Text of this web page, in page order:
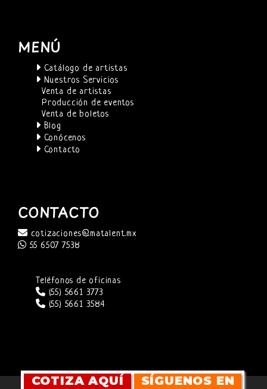
MENÚ
Catálogo de artistas
Nuestros Servicios
Venta de artistas
Producción de eventos
Venta de boletos
Blog
Conócenos
Contacto
CONTACTO
cotizaciones@matalent.mx
55 6507 7538
Teléfonos de oficinas
(55) 5661 3773
(55) 5661 3584
COTIZA AQUÍ SÍGUENOS EN